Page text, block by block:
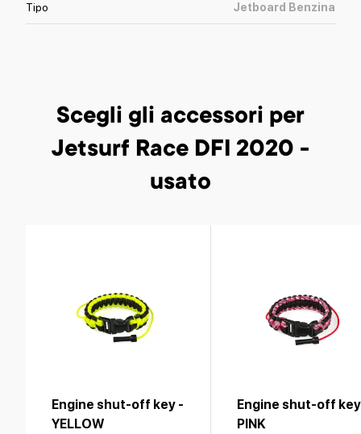
Tipo Jetboard Benzina
Scegli gli accessori per
Jetsurf Race DFI 2020 -
usato
Engine shut-off key -
YELLOW
Engine shut-off
PINK